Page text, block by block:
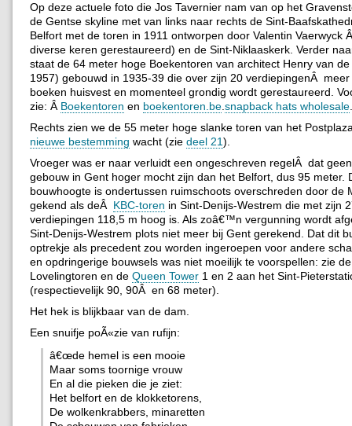
Op deze actuele foto die Jos Tavernier nam van op het
de Gentse skyline met van links naar rechts de Sint-
Belfort met de toren in 1911 ontworpen door Valentin Vaerwyck
diverse keren gerestaureerd) en de Sint-Niklaaskerk. Verder
staat de 64 meter hoge Boekentoren van architect Henry van
1957) gebouwd in 1935-39 die over zijn 20 verdiepingenÂ
boeken huisvest en momenteel grondig wordt gerestaureerd.
zie: Â Boekentoren en boekentoren.be.snapback hats wholesale.
Rechts zien we de 55 meter hoge slanke toren van het
nieuwe bestemming wacht (zie deel 21).
Vroeger was er naar verluidt een ongeschreven regelÂ dat
gebouw in Gent hoger mocht zijn dan het Belfort, dus 95 meter.
bouwhoogte is ondertussen ruimschoots overschreden door de
gekend als deÂ KBC-toren in Sint-Denijs-Westrem die met zijn
verdiepingen 118,5 m hoog is. Als zoâ€™n vergunning wordt
Sint-Denijs-Westrem plots niet meer bij Gent gerekend. Dat dit
optrekje als precedent zou worden ingeroepen voor andere
en opdringerige bouwsels was niet moeilijk te voorspellen: zie
Lovelingtoren en de Queen Tower 1 en 2 aan het Sint-
(respectievelijk 90, 90Â en 68 meter).
Het hek is blijkbaar van de dam.
Een snuifje poÃ«zie van rufijn:
â€œde hemel is een mooie
Maar soms toornige vrouw
En al die pieken die je ziet:
Het belfort en de klokketorens,
De wolkenkrabbers, minaretten